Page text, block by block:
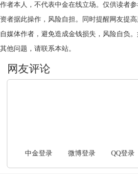
作者本人，不代表中金在线立场。仅供读者
资者据此操作，风险自担。同时提醒网友提
自媒体作者，避免造成金钱损失，风险自负
其他问题，请联系本站。
中金登录 微博登录 QQ登录